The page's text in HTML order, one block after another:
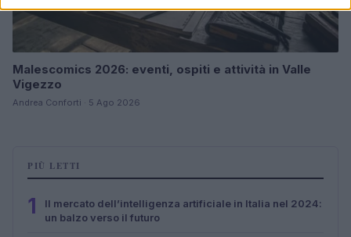
Malescomics 2026: eventi, ospiti e attività in Valle
Vigezzo
Andrea Conforti · 5 Ago 2026
PIÙ LETTI
1
Il mercato dell’intelligenza artificiale in Italia nel 2024:
un balzo verso il futuro